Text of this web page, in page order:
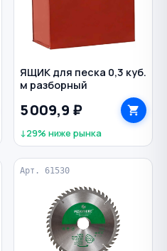
ЯЩИК для песка 0,3 куб.
м разборный
5 009,9 ₽
↓29% ниже рынка
Арт. 61530